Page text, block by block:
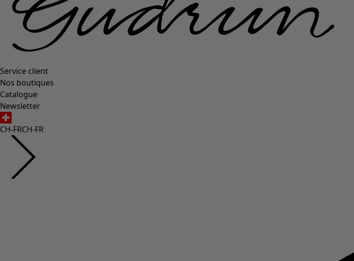
Service client
Nos boutiques
Catalogue
Newsletter
CH-FRCH-FR